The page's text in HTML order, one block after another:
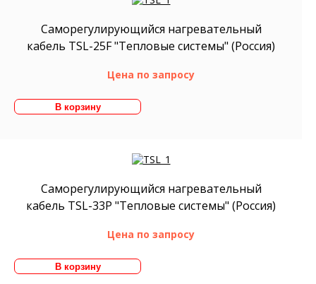
Саморегулирующийся нагревательный
кабель TSL-25F "Тепловые системы" (Россия)
Цена по запросу
Саморегулирующийся нагревательный
кабель TSL-33P "Тепловые системы" (Россия)
Цена по запросу